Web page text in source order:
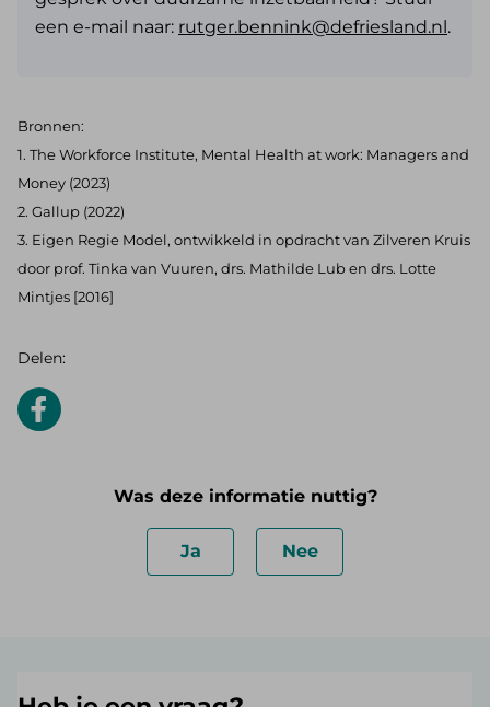
een e-mail naar: rutger.bennink@defriesland.nl.
Bronnen:
1. TheWorkforce Institute, Mental Health at work: Managers and
Money (2023)
2. Gallup (2022)
3. Eigen Regie Model, ontwikkeld in opdracht van Zilveren Kruis
door prof. Tinka van Vuuren, drs. Mathilde Lub en drs. Lotte
Mintjes [2016]
Delen:
Was deze informatie nuttig?
Ja Nee